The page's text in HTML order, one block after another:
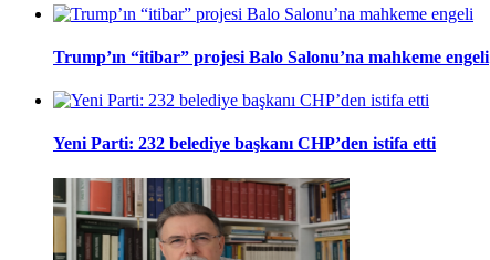
Trump’ın “itibar” projesi Balo Salonu’na mahkeme engeli
Yeni Parti: 232 belediye başkanı CHP’den istifa etti